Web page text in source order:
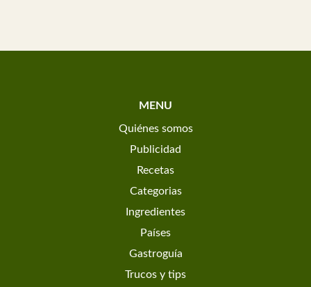
MENU
Quiénes somos
Publicidad
Recetas
Categorias
Ingredientes
Países
Gastroguía
Trucos y tips